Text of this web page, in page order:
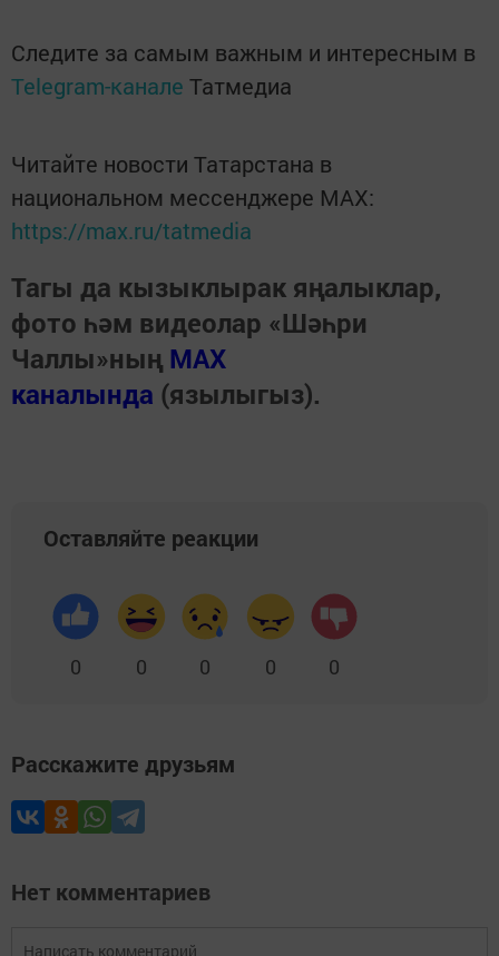
Следите за самым важным и интересным в
Telegram-канале Татмедиа
Читайте новости Татарстана в
национальном мессенджере MАХ:
https://max.ru/tatmedia
Тагы да кызыклырак яңалыклар,
фото һәм видеолар «Шәһри
Чаллы»ның MAX
каналында (язылыгыз).
Оставляйте реакции
0 0 0 0 0
Расскажите друзьям
Нет комментариев